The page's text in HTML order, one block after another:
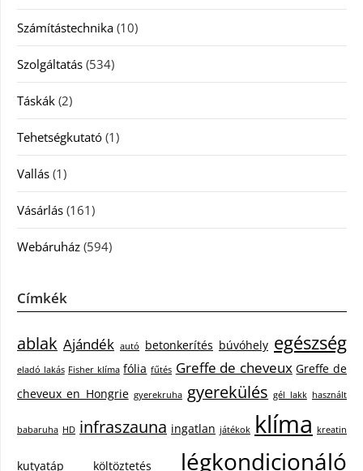
Számítástechnika (10)
Szolgáltatás (534)
Táskák (2)
Tehetségkutató (1)
Vallás (1)
Vásárlás (161)
Webáruház (594)
Címkék
ablak Ajándék autó betonkerítés búvóhely egészség
eladó lakás Fisher klíma fólia fűtés Greffe de cheveux Greffe de
cheveux en Hongrie gyerekruha gyerekülés gél lakk használt
babaruha HD infraszauna ingatlan játékok klíma kreatin
kutyatáp költöztetés légkondicionáló